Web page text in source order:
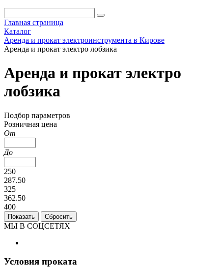
Главная страница
Каталог
Аренда и прокат электроинструмента в Кирове
Аренда и прокат электро лобзика
Аренда и прокат электро
лобзика
Подбор параметров
Розничная цена
От
До
250
287.50
325
362.50
400
МЫ В СОЦСЕТЯХ
Условия проката